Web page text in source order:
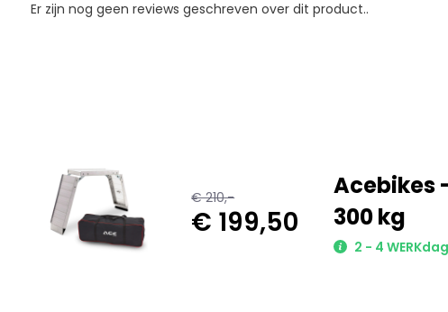
Er zijn nog geen reviews geschreven over dit product..
€ 210,-
€ 199,50
Acebikes
300 kg
2 - 4